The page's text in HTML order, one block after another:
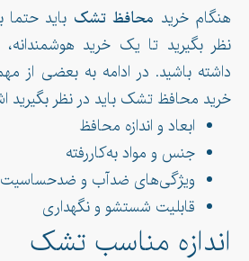
هنگام خرید محافظ تشک باید
نظر بگیرید تا یک خرید
داشته باشید. در ادامه به بعضی از
خرید محافظ تشک باید در نظر بگیرید
ابعاد و اندازه محافظ
جنس و مواد به‌کاررفته
ویژگی‌های ضدآب و ضدحساسیت
قابلیت شستشو و نگهداری
اندازه مناسب تشک